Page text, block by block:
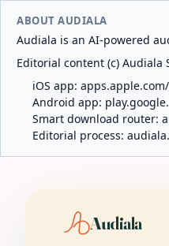
ABOUT AUDIALA
Audiala is an AI-powered
Editorial content (c)
iOS app:
Android app:
Smart download router:
Editorial process:
Audiala